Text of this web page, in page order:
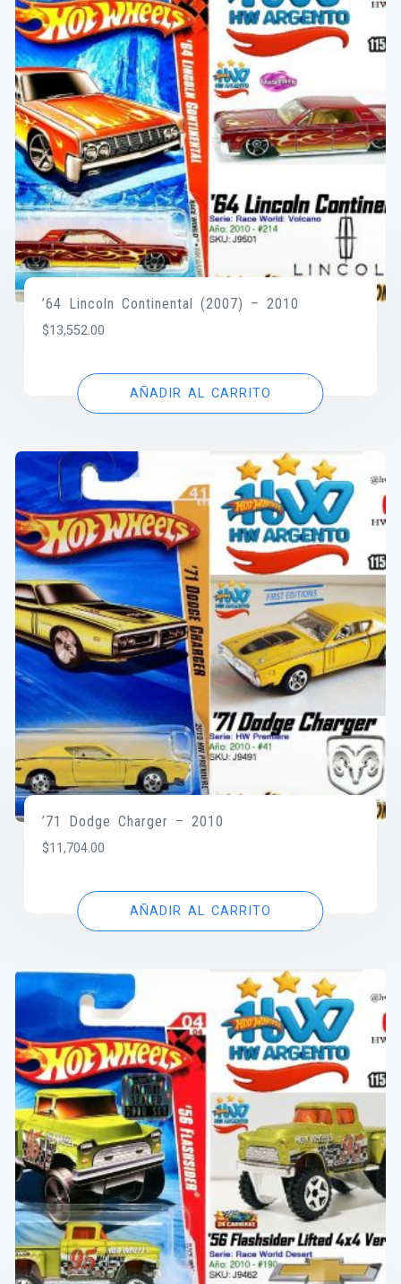
’64 Lincoln Continental (2007) – 2010
$13,552.00
AÑADIR AL CARRITO
’71 Dodge Charger – 2010
$11,704.00
AÑADIR AL CARRITO